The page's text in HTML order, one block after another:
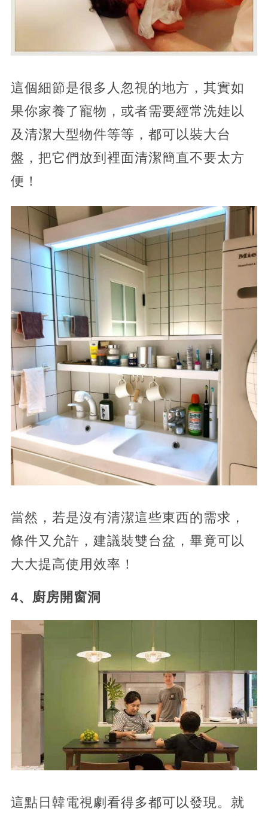
這個細節是很多人忽視的地方，其實如
果你家養了寵物，或者需要經常洗娃以
及清潔大型物件等等，都可以裝大台
盤，把它們放到裡面清潔簡直不要太方
便！
當然，若是沒有清潔這些東西的需求，
條件又允許，建議裝雙台盆，畢竟可以
大大提高使用效率！
4、廚房開窗洞
這點日韓電視劇看得多都可以發現。就